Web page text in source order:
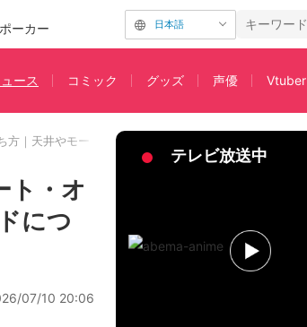
ポーカー 日本語
ース コミック グッズ 声優 Vtuber
｜天井やモードについて解説
ト・オ
につ
07/10 20:06
テレビ放送中